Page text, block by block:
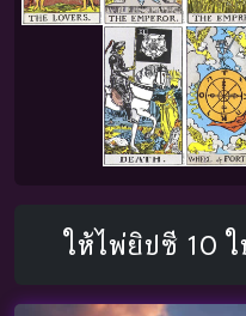
ให้ไพ่ยิปซี 10 ใ